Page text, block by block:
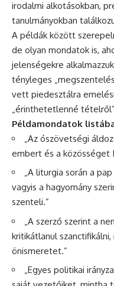
irodalmi alkotásokban,
tanulmányokban
A példák között
de olyan mondatok is,
jelenségekre
tényleges
vett piedesztálra
„érinthetetlenné
Példamondatok
„Az ószövetségi
embert és a közösséget
„A liturgia során a
vagyis a hagyomány
szenteli.”
„A szerző szerint a
kritikátlanul
önismeretet.”
„Egyes politikai